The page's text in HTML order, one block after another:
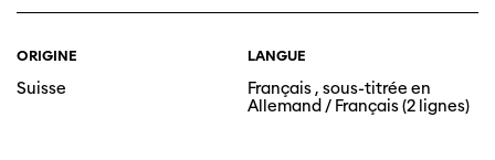
ORIGINE
Suisse
LANGUE
Français , sous-titrée en
Allemand / Français (2 lignes)